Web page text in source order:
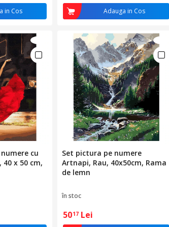
in Cos Adauga in Cos
cu
x 50 cm,
Set pictura pe numere
Artnapi, Rau, 40x50cm, Rama
de lemn
în stoc
5017 Lei